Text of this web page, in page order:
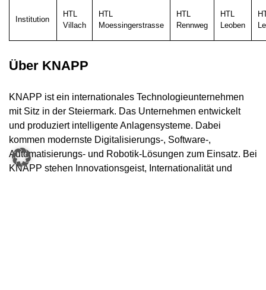
Institution
HTL
Villach
HTL
Moessingerstrasse
HTL
Rennweg
HTL
Leoben
Über KNAPP
KNAPP ist ein internationales Technologieunternehmen
mit Sitz in der Steiermark. Das Unternehmen entwickelt
und produziert intelligente Anlagensysteme. Dabei
kommen modernste Digitalisierungs-, Software-,
Automatisierungs- und Robotik-Lösungen zum Einsatz. Bei
KNAPP stehen Innovationsgeist, Internationalität und